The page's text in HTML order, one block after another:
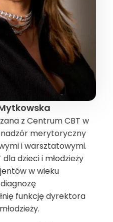
z Centrum CBT w
nadzór merytoryczny
i warsztatowymi.
dzieci i młodzieży
w wieku
funkcję dyrektora